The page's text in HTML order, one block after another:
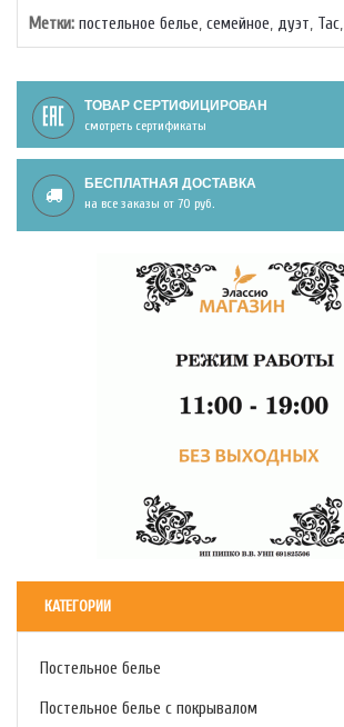
Метки: постельное белье, семейное, дуэт, Тас,
ТОВАР СЕРТИФИЦИРОВАН
смотреть сертификаты
БЕСПЛАТНАЯ ДОСТАВКА
на все заказы от 70 руб.
КАТЕГОРИИ
Постельное белье
Постельное белье с покрывалом